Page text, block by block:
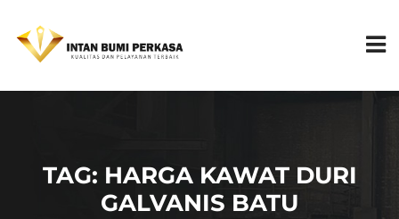
TAG: HARGA KAWAT DURI
GALVANIS BATU